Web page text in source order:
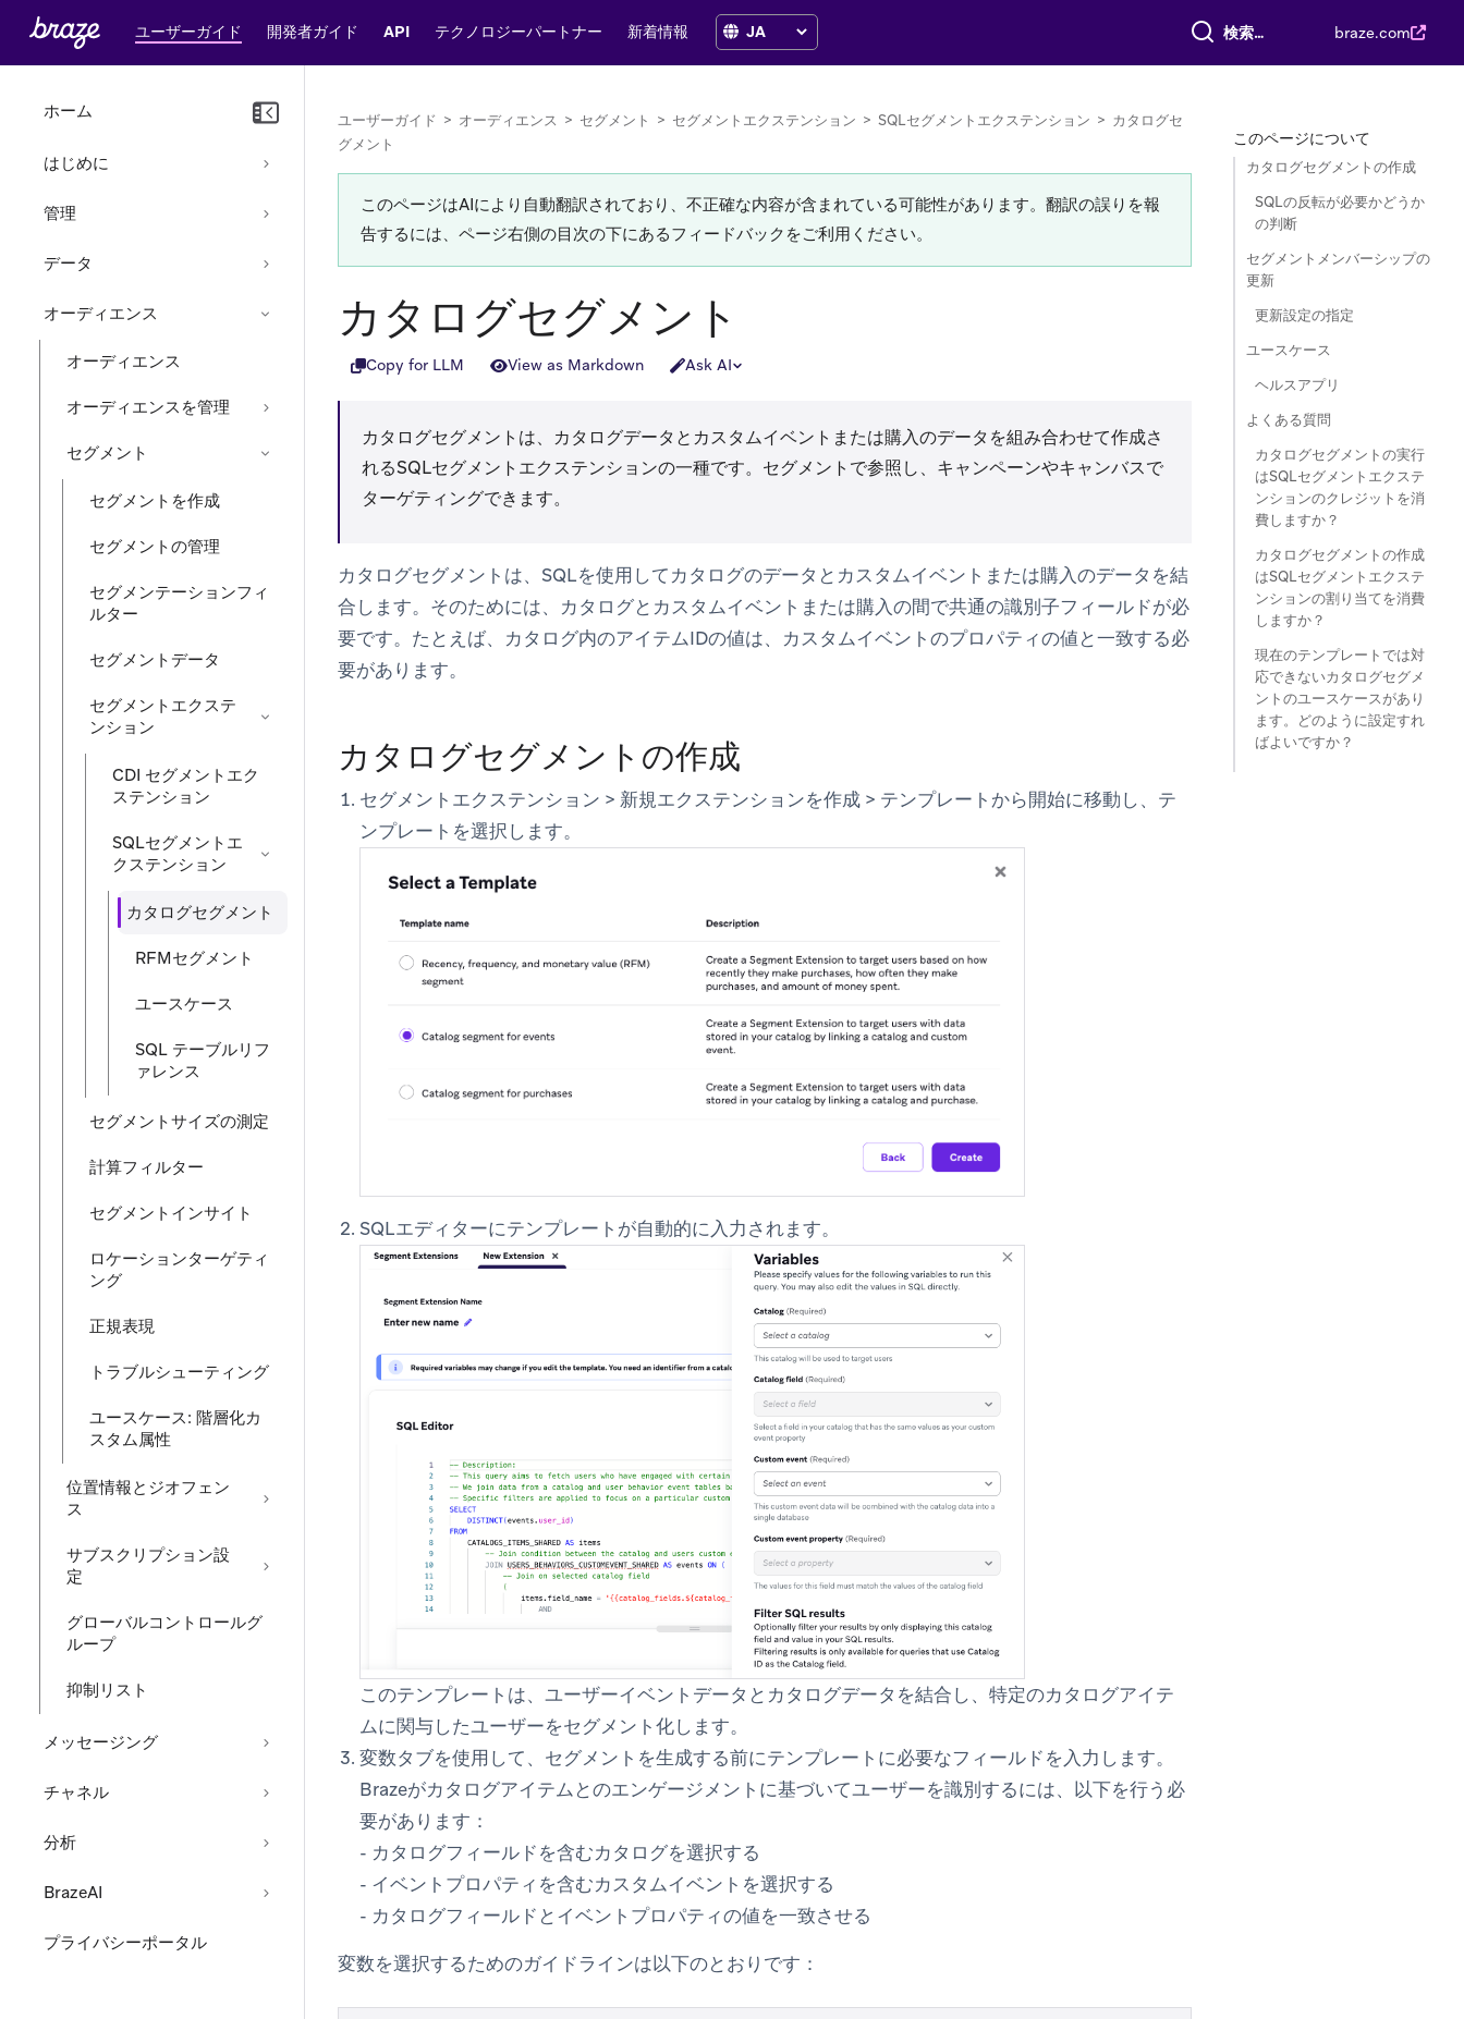
ユーザーガイド 開発者ガイド API テクノロジーパートナー 新着情報 すべて検索 braze.com
ホーム
はじめに
管理
データ
オーディエンス
オーディエンス
オーディエンスを管理
セグメント
セグメントを作成
セグメントの管理
セグメンテーションフィ
ルター
セグメントデータ
セグメントエクステ
ンション
CDI セグメントエク
ステンション
SQLセグメントエ
クステンション
カタログセグメント
RFMセグメント
ユースケース
SQL テーブルリフ
ァレンス
セグメントサイズの測定
計算フィルター
セグメントインサイト
ロケーションターゲティ
ング
正規表現
トラブルシューティング
ユースケース: 階層化カ
スタム属性
位置情報とジオフェン
ス
サブスクリプション設
定
グローバルコントロールグ
ループ
抑制リスト
メッセージング
チャネル
分析
BrazeAI
プライバシーポータル
ユーザーガイド > オーディエンス > セグメント > セグメントエクステンション > SQLセグメントエクステンション > カタログセ
グメント
このページはAIにより自動翻訳されており、不正確な内容が含まれている可能性があります。翻訳の誤りを報
告するには、ページ右側の目次の下にあるフィードバックをご利用ください。
カタログセグメント
Copy for LLM View as Markdown Ask AI
カタログセグメントは、カタログデータとカスタムイベントまたは購入のデータを組み合わせて作成さ
れるSQLセグメントエクステンションの一種です。セグメントで参照し、キャンペーンやキャンバスで
ターゲティングできます。
カタログセグメントは、SQLを使用してカタログのデータとカスタムイベントまたは購入のデータを結
合します。そのためには、カタログとカスタムイベントまたは購入の間で共通の識別子フィールドが必
要です。たとえば、カタログ内のアイテムIDの値は、カスタムイベントのプロパティの値と一致する必
要があります。
カタログセグメントの作成
セグメントエクステンション > 新規エクステンションを作成 > テンプレートから開始に移動し、テ
ンプレートを選択します。
SQLエディターにテンプレートが自動的に入力されます。
このテンプレートは、ユーザーイベントデータとカタログデータを結合し、特定のカタログアイテ
ムに関与したユーザーをセグメント化します。
変数タブを使用して、セグメントを生成する前にテンプレートに必要なフィールドを入力します。
Brazeがカタログアイテムとのエンゲージメントに基づいてユーザーを識別するには、以下を行う必
要があります：
- カタログフィールドを含むカタログを選択する
- イベントプロパティを含むカスタムイベントを選択する
- カタログフィールドとイベントプロパティの値を一致させる
変数を選択するためのガイドラインは以下のとおりです：
このページについて
カタログセグメントの作成
SQLの反転が必要かどうか
の判断
セグメントメンバーシップの
更新
更新設定の指定
ユースケース
ヘルスアプリ
よくある質問
カタログセグメントの実行
はSQLセグメントエクステ
ンションのクレジットを消
費しますか？
カタログセグメントの作成
はSQLセグメントエクステ
ンションの割り当てを消費
しますか？
現在のテンプレートでは対
応できないカタログセグメ
ントのユースケースがあり
ます。どのように設定すれ
ばよいですか？